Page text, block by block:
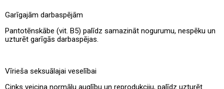
Garīgajām darbaspējām
Pantotēnskābe (vit. B5) palīdz samazināt nogurumu, nespēku un
uzturēt garīgās darbaspējas.
Vīrieša seksuālajai veselībai
Cinks veicina normālu auglību un reprodukciju, palīdz uzturēt